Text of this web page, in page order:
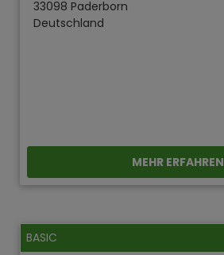
33098 Paderborn
Deutschland
MEHR ERFAHREN
BASIC